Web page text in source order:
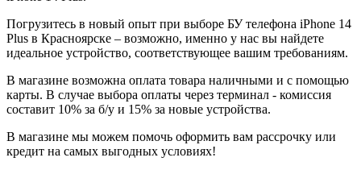
Погрузитесь в новый опыт при выборе БУ телефона iPhone 14
Plus в Красноярске – возможно, именно у нас вы найдете
идеальное устройство, соответствующее вашим требованиям.
В магазине возможна оплата товара наличными и с помощью
карты. В случае выбора оплаты через терминал - комиссия
составит 10% за б/у и 15% за новые устройства.
В магазине мы можем помочь оформить вам рассрочку или
кредит на самых выгодных условиях!